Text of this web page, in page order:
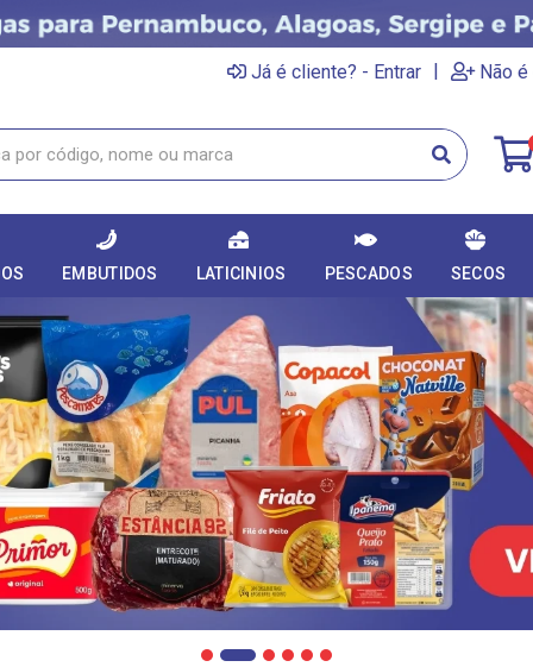
Já é cliente? - Entrar | Não
EMBUTIDOS LATICINIOS PESCADOS SECOS